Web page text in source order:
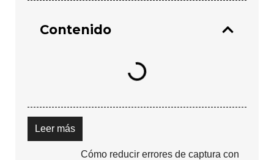
Contenido
Leer más
Cómo reducir errores de captura con